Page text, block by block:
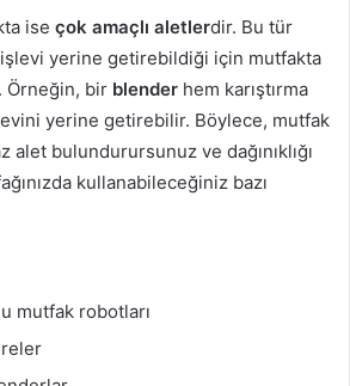
ise çok amaçlı aletlerdir. Bu tür
yerine getirebildiği için mutfakta
Örneğin, bir blender hem karıştırma
yerine getirebilir. Böylece, mutfak
alet bulundurursunuz ve dağınıklığı
kullanabileceğiniz bazı
mutfak robotları